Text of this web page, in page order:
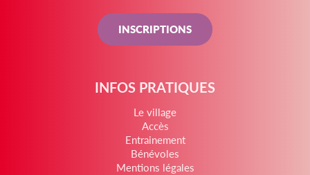
INSCRIPTIONS
INFOS PRATIQUES
Le village
Accès
Entrainement
Bénévoles
Mentions légales